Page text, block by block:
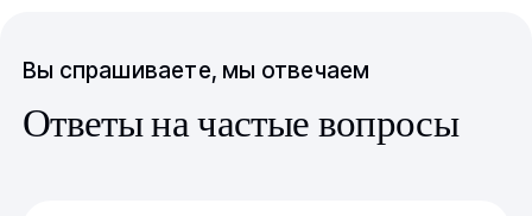
Вы спрашиваете, мы отвечаем
Ответы на частые вопросы